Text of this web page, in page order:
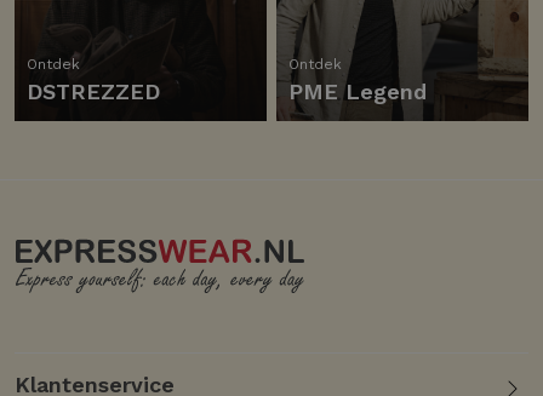
Ontdek
DSTREZZED
Ontdek
PME Legend
Klantenservice